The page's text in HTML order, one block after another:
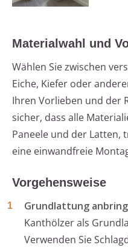
Materialwahl und
Wählen Sie zwischen
Eiche, Kiefer oder
Ihren Vorlieben und der
sicher, dass alle
Paneele und der Latten,
eine einwandfreie
Vorgehensweise
Grundlattung
Kanthölzer als
Verwenden Sie